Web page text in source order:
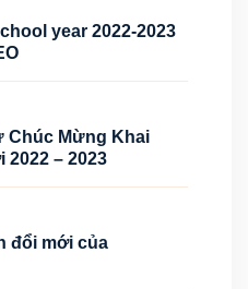
year 2022-2023
Chúc Mừng Khai
2022 – 2023
đổi mới của